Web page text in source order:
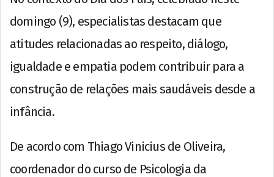
domingo (9), especialistas destacam que
atitudes relacionadas ao respeito, diálogo,
igualdade e empatia podem contribuir para a
construção de relações mais saudáveis desde a
infância.
De acordo com Thiago Vinicius de Oliveira,
coordenador do curso de Psicologia da